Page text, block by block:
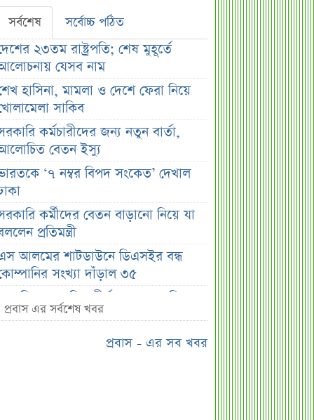
সর্বশেষ সর্বোচ্চ পঠিত
২৩তম রাষ্ট্রপতি; শেষ মুহূর্তে
যেসব নাম
হাসিনা, মামলা ও দেশে ফেরা নিয়ে
সাকিব
কর্মচারীদের জন্য নতুন বার্তা,
বেতন ইস্যু
‘৭ নম্বর বিপদ সংকেত’ দেখাল
কর্মীদের বেতন বাড়ানো নিয়ে যা
প্রতিমন্ত্রী
আলমের শাটডাউনে ডিএসইর বন্ধ
সংখ্যা দাঁড়াল ৩৫
সাপ্তাহিক দর বৃদ্ধির শীর্ষ ১০ কোম্পানি
দর পতনের শীর্ষ ১০ কোম্পানি
সাপ্তাহিক লেনদেনের শীর্ষ ১০ কোম্পানি
প্রবাস এর সর্বশেষ খবর
প্রবাস - এর সব খবর